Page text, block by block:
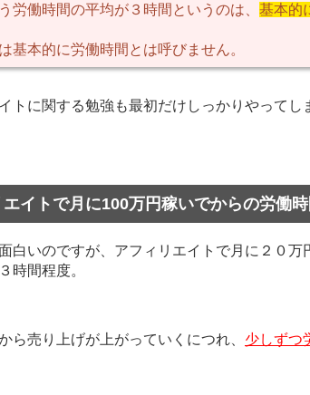
労働時間の平均が３時間というのは、 基本的
基本的に労働時間とは呼びません。
トに関する勉強も最初だけしっかりやってし
イトで月に100万円稼いでからの労働時
白いのですが、アフィリエイトで月に２０
時間程度。
ら売り上げが上がっていくにつれ、 少しずつ